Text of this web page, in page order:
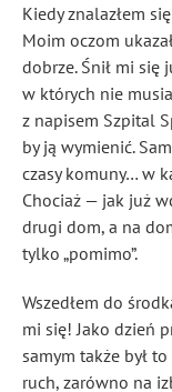
Kiedy znalazłem
Moim oczom
dobrze. Śnił mi się
w których nie
z napisem Szpital
by ją wymienić.
czasy komuny… w
Chociaż — jak już
drugi dom, a na
tylko „pomimo”.
Wszedłem do
mi się! Jako dzień
samym także był
ruch, zarówno na